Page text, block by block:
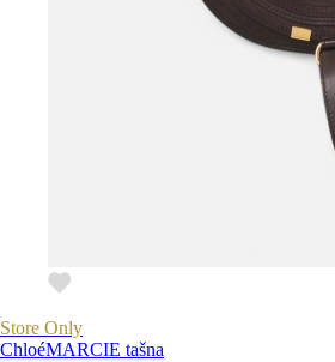
Store Only
ChloéMARCIE tašna